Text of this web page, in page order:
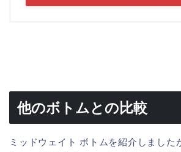
他のボトムとの比較
ミッドウェイト ボトムを紹介しました